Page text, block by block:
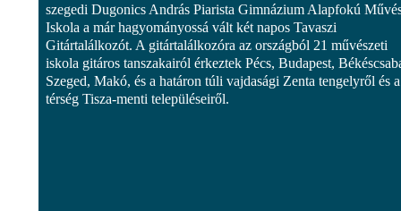
szegedi Dugonics András Piarista Gimnázium Alapfokú
Iskola a már hagyományossá vált két napos Tavaszi
Gitártalálkozót. A gitártalálkozóra az országból 21 művészeti
iskola gitáros tanszakairól érkeztek Pécs, Budapest,
Szeged, Makó, és a határon túli vajdasági Zenta tengelyről és a
térség Tisza-menti településeiről.